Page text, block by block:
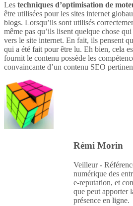
Les techniques d’optimisation de
être utilisées pour les sites internet
blogs. Lorsqu’ils sont utilisés
même pas qu’ils lisent quelque chose
vers le site internet. En fait, ils pensent
qui a été fait pour être lu. Eh bien, cela
fournit le contenu possède les
convaincante d’un contenu SEO
Rémi Morin
Veilleur -
numérique des
e-reputation, et
que peut apporter
présence en ligne.